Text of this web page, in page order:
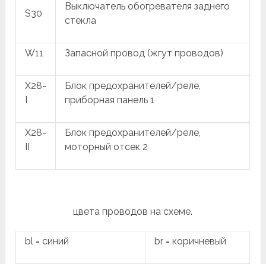
S30
Выключатель обогревателя заднего
стекла
W11 Запасной провод (жгут проводов)
X28-
Блок предохранителей/реле,
приборная панель 1
X28-
Блок предохранителей/реле,
моторный отсек 2
цвета проводов на схеме.
bl = синий br = коричневый